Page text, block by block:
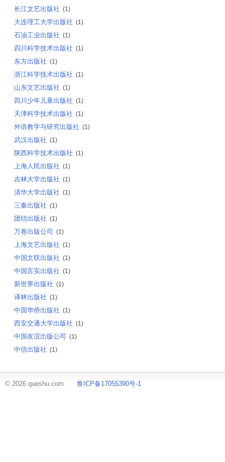
长江文艺出版社 (1)
大连理工大学出版社 (1)
石油工业出版社 (1)
四川科学技术出版社 (1)
东方出版社 (1)
浙江科学技术出版社 (1)
山东文艺出版社 (1)
四川少年儿童出版社 (1)
天津科学技术出版社 (1)
外语教学与研究出版社 (1)
武汉出版社 (1)
陕西科学技术出版社 (1)
上海人民出版社 (1)
吉林大学出版社 (1)
清华大学出版社 (1)
三秦出版社 (1)
团结出版社 (1)
万卷出版公司 (1)
上海文艺出版社 (1)
中国文联出版社 (1)
中国言实出版社 (1)
新世界出版社 (1)
译林出版社 (1)
中国华侨出版社 (1)
西安交通大学出版社 (1)
中国友谊出版公司 (1)
中信出版社 (1)
© 2026 queshu.com 鲁ICP备17055390号-1